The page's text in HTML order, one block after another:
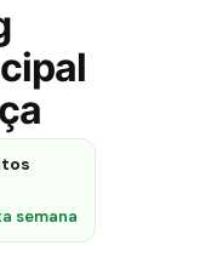
semana